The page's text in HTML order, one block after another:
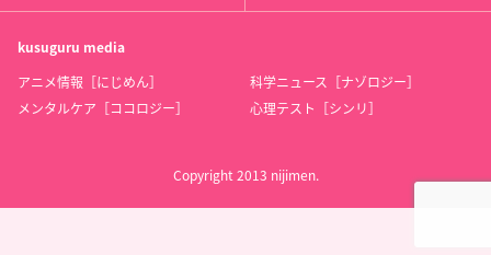
kusuguru media
アニメ情報［にじめん］
科学ニュース［ナゾロジー］
メンタルケア［ココロジー］
心理テスト［シンリ］
Copyright 2013 nijimen.